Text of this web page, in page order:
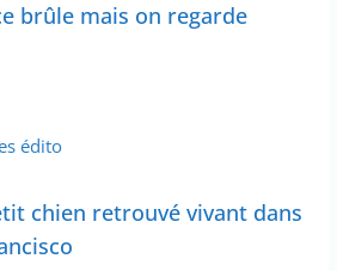
brûle mais on regarde
édito
chien retrouvé vivant dans